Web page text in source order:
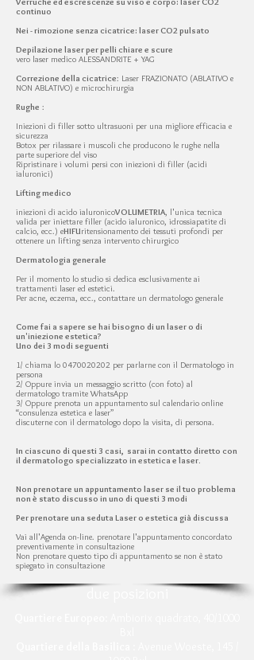
continuo
Nei - rimozione senza cicatrice: laser CO2 pulsato
Depilazione laser per pelli chiare e scure
vero laser medico ALESSANDRITE + YAG
Correzione della cicatrice: Laser FRAZIONATO (ABLATIVO e
NON ABLATIVO) e microchirurgia
Rughe :
Iniezioni di filler sotto ultrasuoni per una migliore efficacia e
sicurezza
Botox per rilassare i muscoli che producono le rughe nella
parte superiore del viso
Ripristinare i volumi persi con iniezioni di filler (acidi
ialuronici)
Lifting medico
iniezioni di acido ialuronicoVOLUMETRIA, l'unica tecnica
valida per iniettare filler (acido ialuronico, idrossiapatite di
calcio, ecc.) eHIFUritensionamento dei tessuti profondi per
ottenere un lifting senza intervento chirurgico
Dermatologia generale
Per il momento lo studio si dedica esclusivamente ai
trattamenti laser ed estetici.
Per acne, eczema, ecc., contattare un dermatologo generale
Come fai a sapere se hai bisogno di un laser o di
un'iniezione estetica?
Uno dei 3 modi seguenti
1/ chiama lo 0470020202 per parlarne con il Dermatologo in
persona
2/ Oppure invia un messaggio scritto (con foto) al
dermatologo tramite WhatsApp
3/ Oppure prenota un appuntamento sul calendario online
“consulenza estetica e laser”
discuterne con il dermatologo dopo la visita, di persona.
In ciascuno di questi 3 casi, sarai in contatto diretto con
il dermatologo specializzato in estetica e laser.
Non prenotare un appuntamento laser se il tuo problema
non è stato discusso in uno di questi 3 modi
Per prenotare una seduta Laser o estetica già discussa
Vai all'Agenda on-line. prenotare l'appuntamento concordato
preventivamente in consultazione
Non prenotare questo tipo di appuntamento se non è stato
spiegato in consultazione